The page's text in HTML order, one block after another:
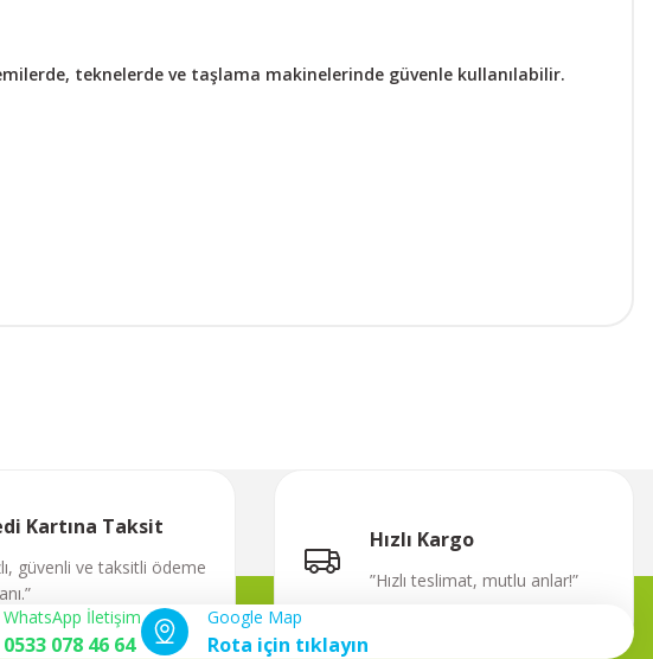
teknelerde ve taşlama makinelerinde güvenle kullanılabilir.
Kartına Taksit
güvenli ve taksitli ödeme
Hızlı Kargo
”Hızlı teslimat, mutlu anlar!”
WhatsApp İletişim
0533 078 46 64
Google Map
Rota için tıklayın